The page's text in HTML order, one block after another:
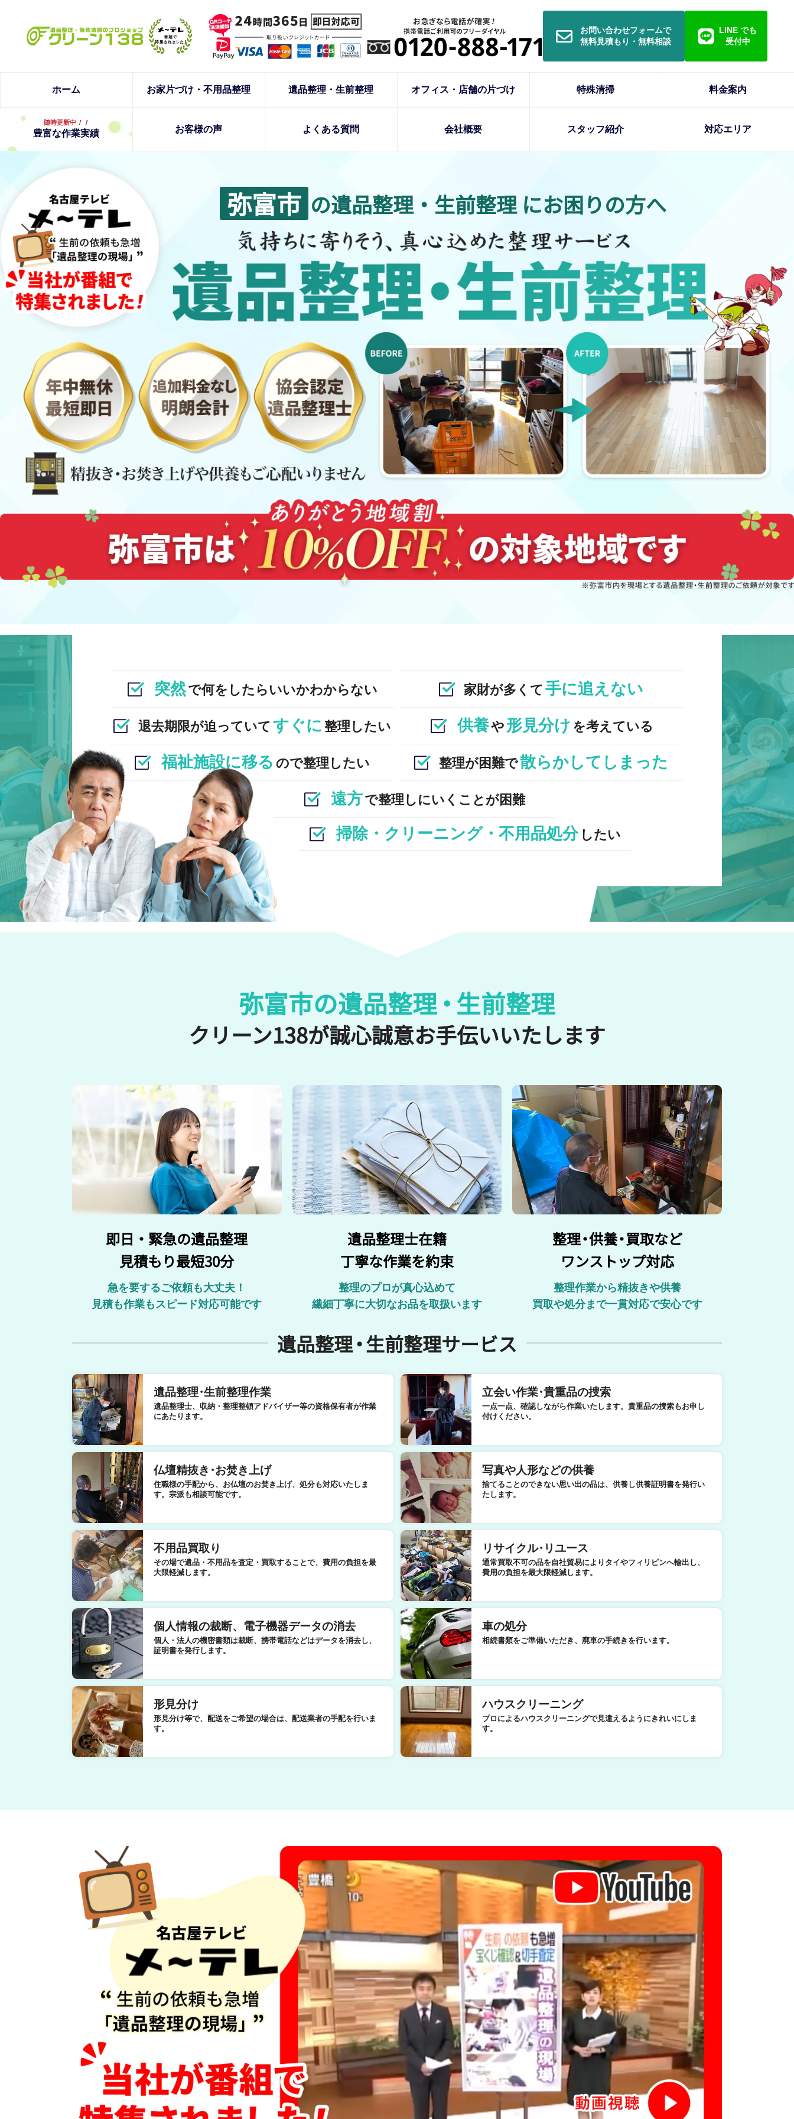
お問い合わせフォームで
無料見積もり・無料相談
LINE でも
受付中
ホーム お家片づけ・不用品整理 遺品整理・生前整理 オフィス・店舗の片づけ 特殊清掃 料金案内
随時更新中 ！！
豊富な作業実績 お客様の声 よくある質問 会社概要 スタッフ紹介 対応エリア
弥富市 の遺品整理・生前整理 にお困りの方へ
突然で何をしたらいいかわからない 家財が多くて 手に追えない
退去期限が迫っていて すぐに 整理したい 供養や 形見分け を考えている
福祉施設に移る ので整理したい 整理が困難で散らかしてしまった
遠方で整理しにいくことが困難
掃除・クリーニング・不用品処分 したい
弥富市の遺品整理・生前整理
クリーン138が誠心誠意お手伝いいたします
即日・緊急の遺品整理
見積もり最短30分
急を要するご依頼も大丈夫！
見積も作業もスピード対応可能です
遺品整理士在籍
丁寧な作業を約束
整理のプロが真心込めて
繊細丁寧に大切なお品を取扱います
整理・供養・買取など
ワンストップ対応
整理作業から精抜きや供養
買取や処分まで一貫対応で安心です
遺品整理・生前整理サービス
遺品整理・生前整理作業
遺品整理士、収納・整理整頓アドバイザー等の資格保有者が作業
にあたります。
立会い作業・貴重品の捜索
一点一点、確認しながら作業いたします。貴重品の捜索もお申し
付けください。
仏壇精抜き・お焚き上げ
住職様の手配から、お仏壇のお焚き上げ、処分も対応いたしま
す。宗派も相談可能です。
写真や人形などの供養
捨てることのできない思い出の品は、供養し供養証明書を発行い
たします。
不用品買取り
その場で遺品・不用品を査定・買取することで、費用の負担を最
大限軽減します。
リサイクル・リユース
通常買取不可の品を自社貿易によりタイやフィリピンへ輸出し、
費用の負担を最大限軽減します。
個人情報の裁断、電子機器データの消去
個人・法人の機密書類は裁断、携帯電話などはデータを消去し、
証明書を発行します。
車の処分
相続書類をご準備いただき、廃車の手続きを行います。
形見分け
形見分け等で、配送をご希望の場合は、配送業者の手配を行いま
す。
ハウスクリーニング
プロによるハウスクリーニングで見違えるようにきれいにしま
す。